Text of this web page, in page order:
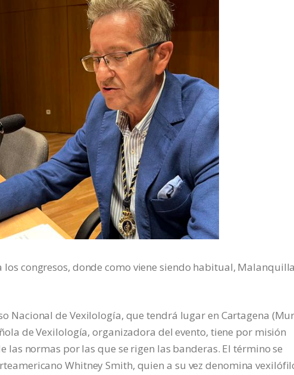
congresos, donde como viene siendo habitual, Malanquilla
Nacional de Vexilología, que tendrá lugar en Cartagena
de Vexilología, organizadora del evento, tiene por misión
normas por las que se rigen las banderas. El término se
Whitney Smith, quien a su vez denomina